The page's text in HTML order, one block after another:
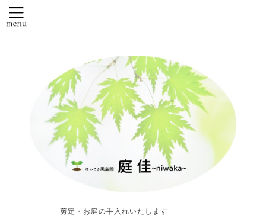
剪定・お庭の手入れいたします